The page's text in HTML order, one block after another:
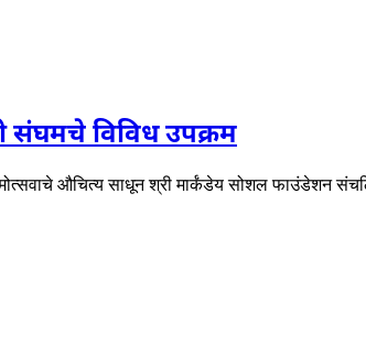
संघमचे विविध उपक्रम
औचित्य साधून श्री मार्कंडेय सोशल फाउंडेशन